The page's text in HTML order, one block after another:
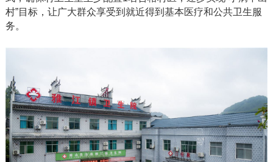
村”目标，让广大群众享受到就近得到基本医疗和公共卫生服
务。